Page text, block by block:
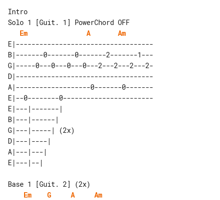
Solo 1 [Guit. 1] PowerChord OFF
Em
A
Am
E|-----------------------------------
B|-------0-------0-------2-------1---
G|-----0---0---0---0---2---2---2---2-
D|-----------------------------------
A|-------------------0-------0-------
E|--0--------0-----------------------
E|---|-------|
B|---|------|
G|---|-----| (2x)
D|---|----|
A|---|---|
Base 1 [Guit. 2] (2x)
Em
G A
Am